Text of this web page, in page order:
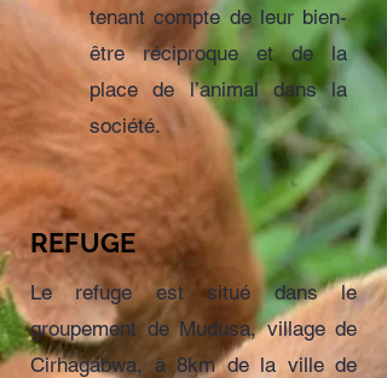
tenant compte de leur bien-
être réciproque et de la
place de l’animal dans la
société.
REFUGE
Le refuge est situé dans le
groupement de Mudusa, village de
Cirhagabwa, à 8km de la ville de